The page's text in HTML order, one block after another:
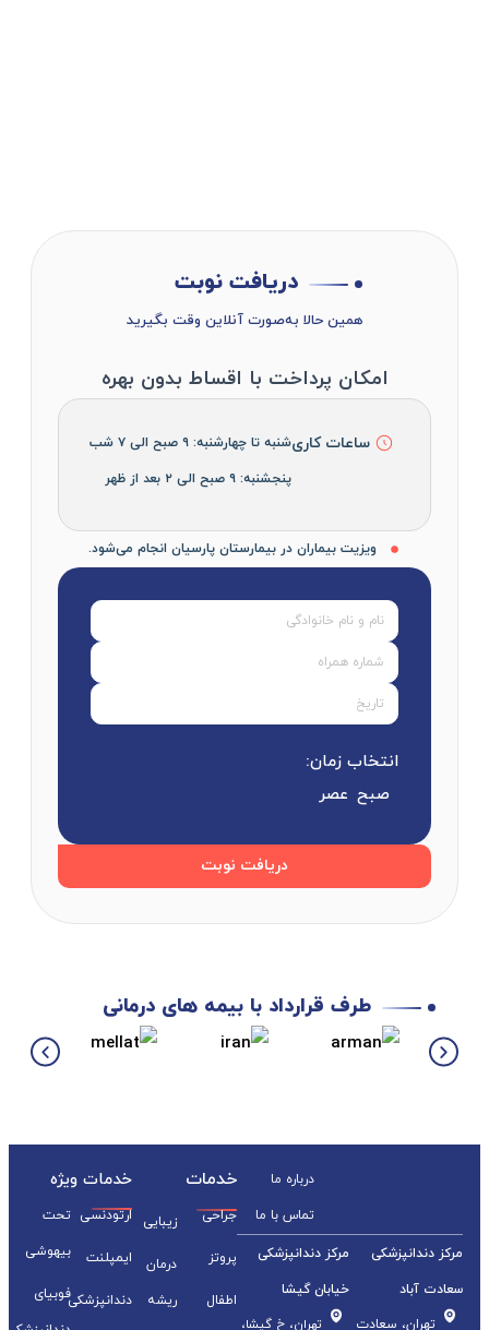
دریافت نوبت
همین حالا به‌صورت آنلاین وقت بگیرید
امکان پرداخت با اقساط بدون بهره
انتخاب زمان:
صبح عصر
ساعات کاریشنبه تا چهارشنبه: ۹ صبح الی ۷ شب
پنجشنبه: ۹ صبح الی ۲ بعد از ظهر
ویزیت بیماران در بیمارستان پارسیان انجام می‌شود.
دریافت نوبت
طرف قرارداد با بیمه های درمانی
درباره ما
تماس با ما
مرکز دندانپزشکی
سعادت آباد
تهران، سعادت
مرکز دندانپزشکی
خیابان گیشا
تهران، خ گیشا،
خدمات
جراحی
پروتز
اطفال
زیبایی
درمان
ریشه
خدمات ویژه
ارتودنسی
ایمپلنت
دندانپزشکی
تحت
بیهوشی
فوبیای